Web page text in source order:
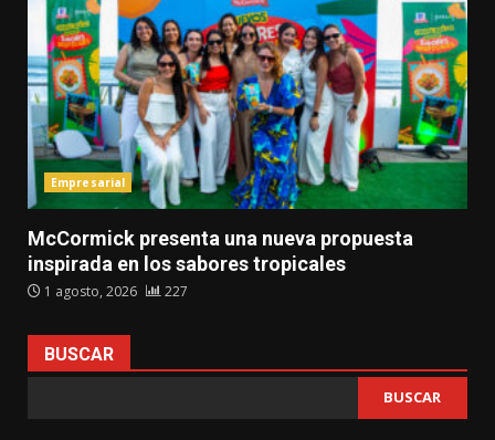
Empresarial
McCormick presenta una nueva propuesta
inspirada en los sabores tropicales
1 agosto, 2026 227
BUSCAR
BUSCAR